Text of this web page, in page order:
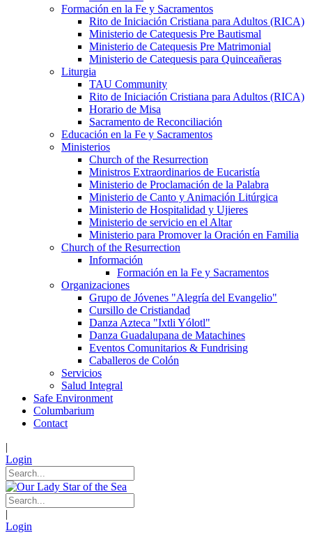
Formación en la Fe y Sacramentos
Rito de Iniciación Cristiana para Adultos (RICA)
Ministerio de Catequesis Pre Bautismal
Ministerio de Catequesis Pre Matrimonial
Ministerio de Catequesis para Quinceañeras
Liturgia
TAU Community
Rito de Iniciación Cristiana para Adultos (RICA)
Horario de Misa
Sacramento de Reconciliación
Educación en la Fe y Sacramentos
Ministerios
Church of the Resurrection
Ministros Extraordinarios de Eucaristía
Ministerio de Proclamación de la Palabra
Ministerio de Canto y Animación Litúrgica
Ministerio de Hospitalidad y Ujieres
Ministerio de servicio en el Altar
Ministerio para Promover la Oración en Familia
Church of the Resurrection
Información
Formación en la Fe y Sacramentos
Organizaciones
Grupo de Jóvenes "Alegría del Evangelio"
Cursillo de Cristiandad
Danza Azteca "Ixtli Yólotl"
Danza Guadalupana de Matachines
Eventos Comunitarios & Fundrising
Caballeros de Colón
Servicios
Salud Integral
Safe Environment
Columbarium
Contact
|
Login
|
Login